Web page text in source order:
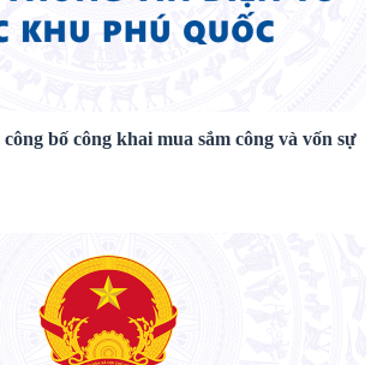
bố công khai mua sắm công và vốn sự